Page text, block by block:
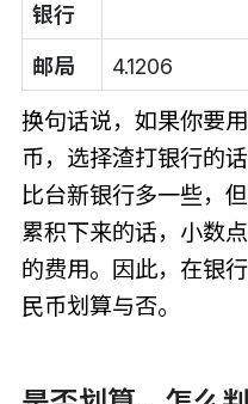
银行
邮局 4.1206
换句话说，如果你要
币，选择渣打银行的
比台新银行多一些，
累积下来的话，小数
的费用。因此，在银
民币划算与否。